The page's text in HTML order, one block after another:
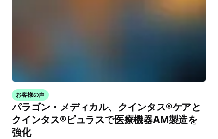
お客様の声
パラゴン・メディカル、クインタス®ケアと
クインタス®ピュラスで医療機器AM製造を
強化